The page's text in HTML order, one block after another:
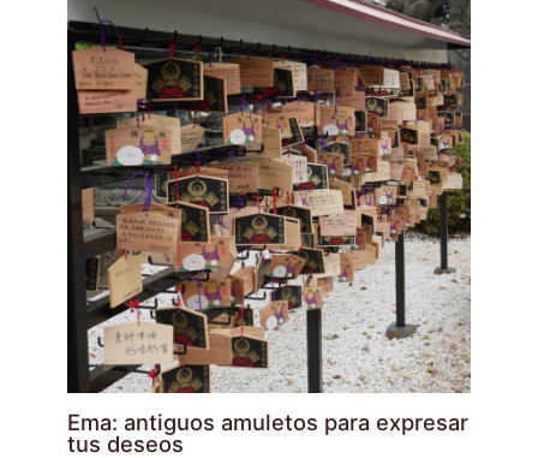
Ema: antiguos amuletos para expresar
tus deseos